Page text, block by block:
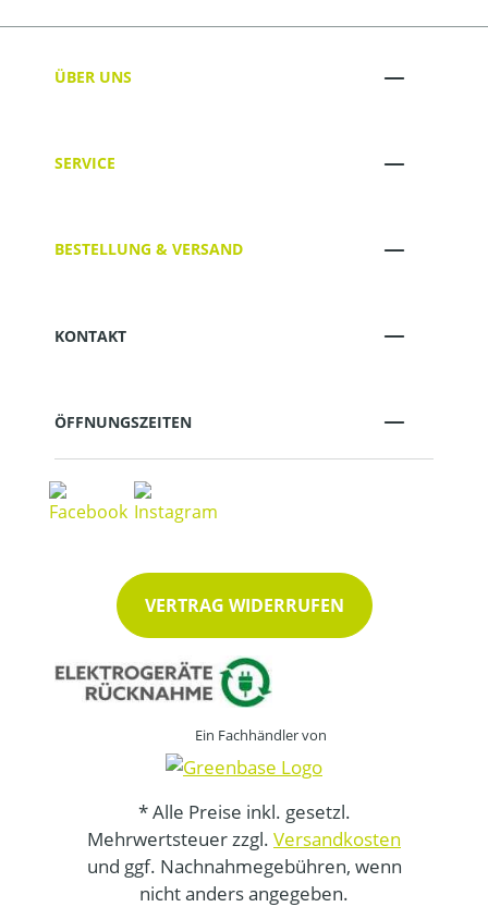
ÜBER UNS
SERVICE
BESTELLUNG & VERSAND
KONTAKT
ÖFFNUNGSZEITEN
VERTRAG WIDERRUFEN
Ein Fachhändler von
* Alle Preise inkl. gesetzl.
Mehrwertsteuer zzgl. Versandkosten
und ggf. Nachnahmegebühren, wenn
nicht anders angegeben.